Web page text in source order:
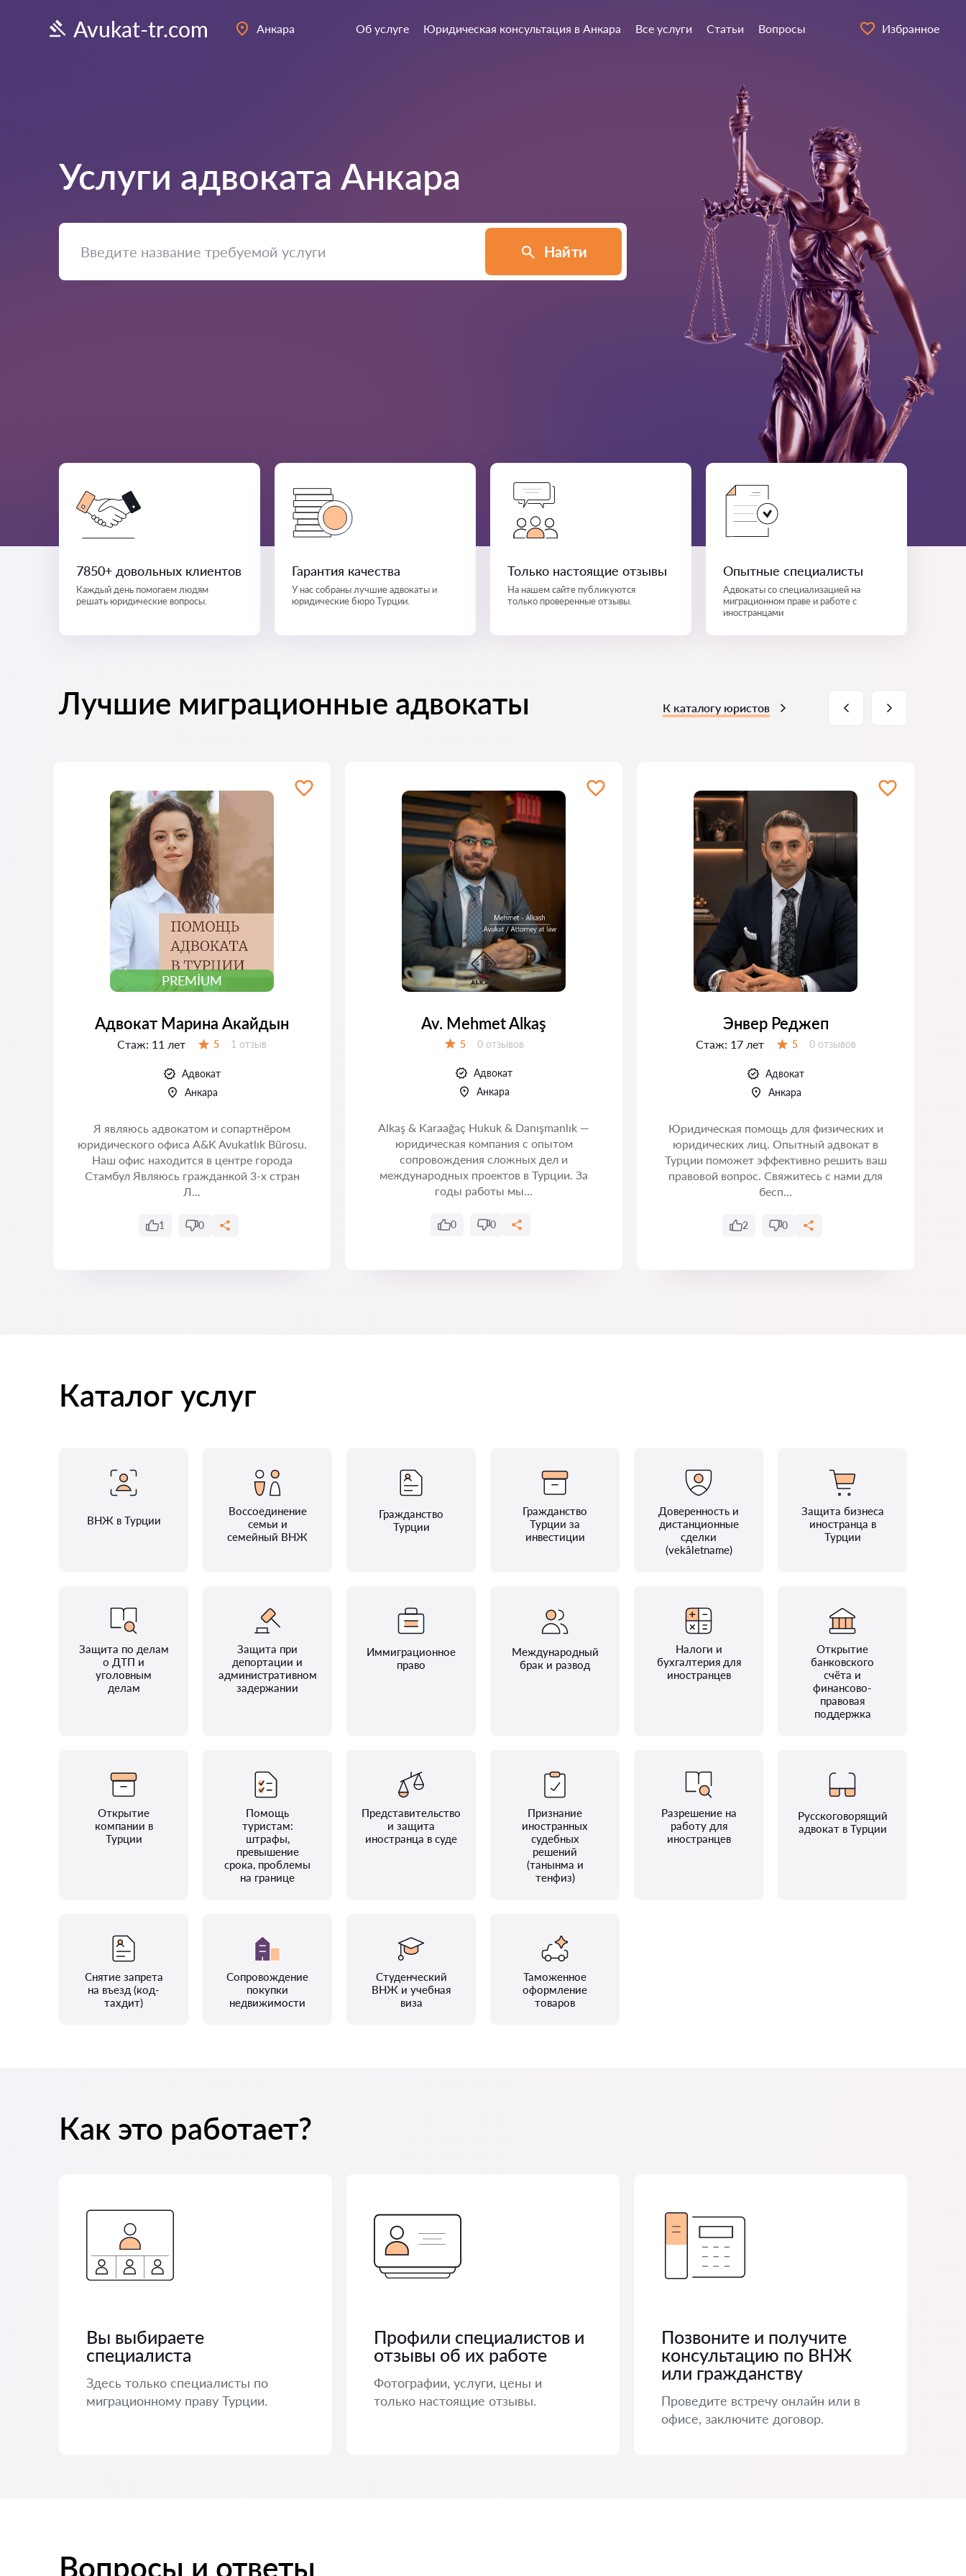
Avukat-tr.com Анкара Об услуге Юридическая консультация в Анкара Все услуги Статьи Вопросы Избранное
Услуги адвоката Анкара
Найти
7850+ довольных клиентов
Каждый день помогаем людям
решать юридические вопросы.
Гарантия качества
У нас собраны лучшие адвокаты и
юридические бюро Турции.
Только настоящие отзывы
На нашем сайте публикуются
только проверенные отзывы.
Опытные специалисты
Адвокаты со специализацией на
миграционном праве и работе с
иностранцами
Лучшие миграционные адвокаты К каталогу юристов
PREMIUM
Адвокат Марина Акайдын
Стаж: 11 лет 5 Отзывов:
1 отзыв
Адвокат
Анкара
Я являюсь адвокатом и сопартнёром
юридического офиса A&K Avukatlık Bürosu.
Наш офис находится в центре города
Стамбул Являюсь гражданкой 3-х стран
Л...
1 0
Av. Mehmet Alkaş
5 Отзывов:
0 отзывов
Адвокат
Анкара
Alkaş & Karaağaç Hukuk & Danışmanlık —
юридическая компания с опытом
сопровождения сложных дел и
международных проектов в Турции. За
годы работы мы...
0 0
Энвер Реджеп
Стаж: 17 лет 5 Отзывов:
0 отзывов
Адвокат
Анкара
Юридическая помощь для физических и
юридических лиц. Опытный адвокат в
Турции поможет эффективно решить ваш
правовой вопрос. Свяжитесь с нами для
бесп...
2 0
Каталог услуг
ВНЖ в Турции
Воссоединение
семьи и
семейный ВНЖ
Гражданство
Турции
Гражданство
Турции за
инвестиции
Доверенность и
дистанционные
сделки
(vekâletname)
Защита бизнеса
иностранца в
Турции
Защита по делам
о ДТП и
уголовным
делам
Защита при
депортации и
административном
задержании
Иммиграционное
право
Международный
брак и развод
Налоги и
бухгалтерия для
иностранцев
Открытие
банковского
счёта и
финансово-
правовая
поддержка
Открытие
компании в
Турции
Помощь
туристам:
штрафы,
превышение
срока, проблемы
на границе
Представительство
и защита
иностранца в суде
Признание
иностранных
судебных
решений
(танынма и
тенфиз)
Разрешение на
работу для
иностранцев
Русскоговорящий
адвокат в Турции
Снятие запрета
на въезд (код-
тахдит)
Сопровождение
покупки
недвижимости
Студенческий
ВНЖ и учебная
виза
Таможенное
оформление
товаров
Как это работает?
Вы выбираете
специалиста
Здесь только специалисты по
миграционному праву Турции.
Профили специалистов и
отзывы об их работе
Фотографии, услуги, цены и
только настоящие отзывы.
Позвоните и получите
консультацию по ВНЖ
или гражданству
Проведите встречу онлайн или в
офисе, заключите договор.
Вопросы и ответы